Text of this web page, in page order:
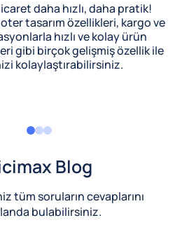
daha hızlı, daha pratik!
tasarım özellikleri, kargo ve
hızlı ve kolay ürün
gibi birçok gelişmiş özellik ile
kolaylaştırabilirsiniz.
Blog
tüm soruların cevaplarını
bulabilirsiniz.